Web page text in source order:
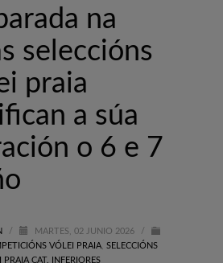
na
seleccións
praia
a súa
o 6 e 7
/ MARTES, 02 JUNIO 2026
/
VÓLEI PRAIA SELECCIÓNS
PRAIA CAT. INFERIORES